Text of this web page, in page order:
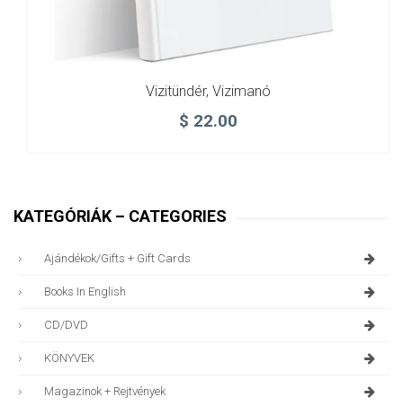
Vizitündér, Vizimanó
$ 22.00
KATEGÓRIÁK – CATEGORIES
Ajándékok/gifts + Gift Cards
Books In English
CD/DVD
KÖNYVEK
Magazinok + Rejtvények